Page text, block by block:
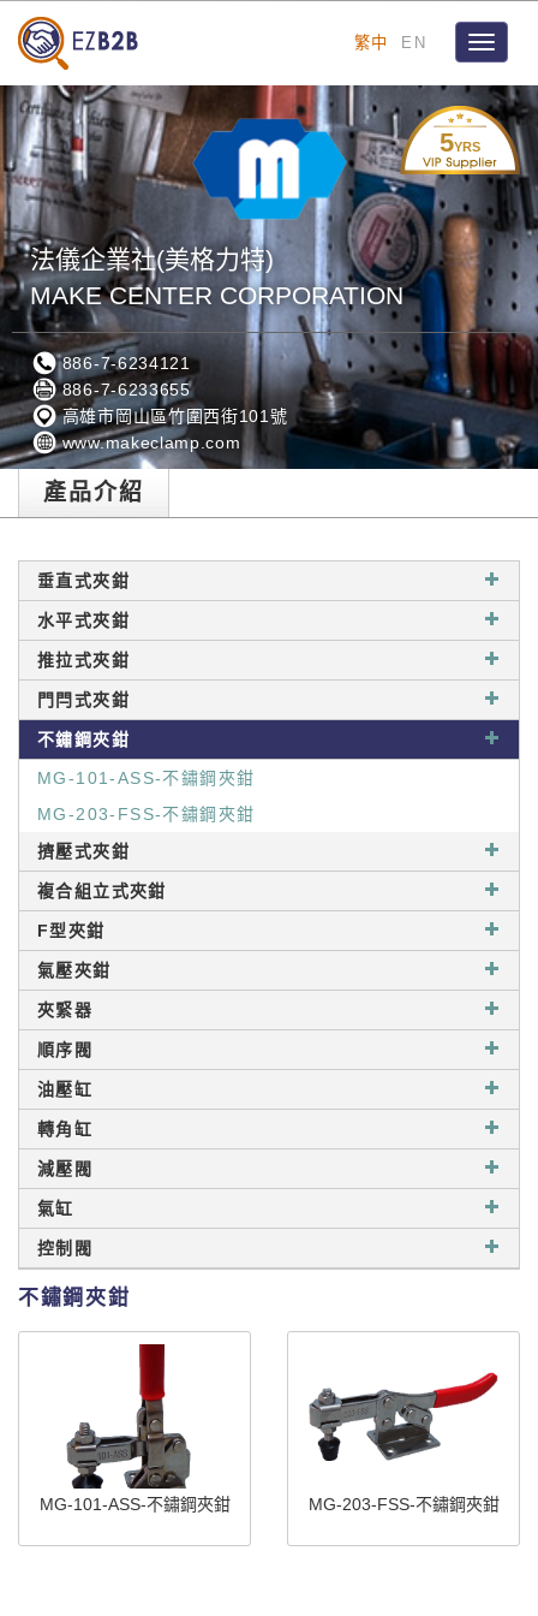
繁中 EN
Toggle
5YRS
法儀企業社(美格力特)
MAKE CENTER CORPORATION
886-7-6234121
886-7-6233655
高雄市岡山區竹圍西街101號
www.makeclamp.com
產品介紹
垂直式夾鉗
水平式夾鉗
推拉式夾鉗
門閂式夾鉗
不鏽鋼夾鉗
MG-101-ASS-不鏽鋼夾鉗
MG-203-FSS-不鏽鋼夾鉗
擠壓式夾鉗
複合組立式夾鉗
F型夾鉗
氣壓夾鉗
夾緊器
順序閥
油壓缸
轉角缸
減壓閥
氣缸
控制閥
不鏽鋼夾鉗
MG-101-ASS-不鏽鋼夾鉗 MG-203-FSS-不鏽鋼夾鉗